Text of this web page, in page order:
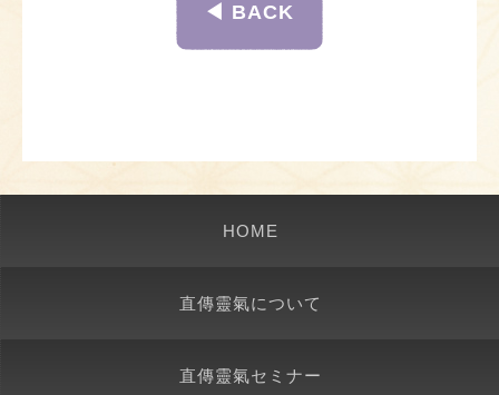
◀︎ BACK
HOME
直傳靈氣について
直傳靈氣セミナー